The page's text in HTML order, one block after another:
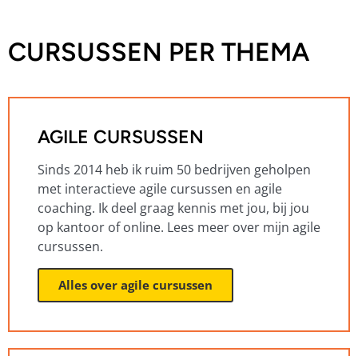
CURSUSSEN PER THEMA
AGILE CURSUSSEN
Sinds 2014 heb ik ruim 50 bedrijven geholpen
met interactieve agile cursussen en agile
coaching. Ik deel graag kennis met jou, bij jou
op kantoor of online. Lees meer over mijn agile
cursussen.
Alles over agile cursussen